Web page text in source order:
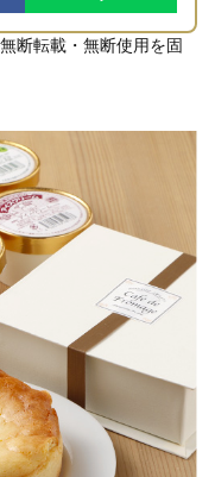
断転載・無断使用を固